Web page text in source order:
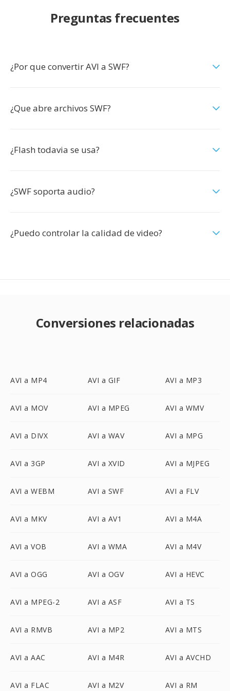
Preguntas frecuentes
¿Por que convertir AVI a SWF?
¿Que abre archivos SWF?
¿Flash todavia se usa?
¿SWF soporta audio?
¿Puedo controlar la calidad de video?
Conversiones relacionadas
AVI a MP4 AVI a GIF AVI a MP3
AVI a MOV AVI a MPEG AVI a WMV
AVI a DIVX AVI a WAV AVI a MPG
AVI a 3GP AVI a XVID AVI a MJPEG
AVI a WEBM AVI a SWF AVI a FLV
AVI a MKV AVI a AV1 AVI a M4A
AVI a VOB AVI a WMA AVI a M4V
AVI a OGG AVI a OGV AVI a HEVC
AVI a MPEG-2 AVI a ASF AVI a TS
AVI a RMVB AVI a MP2 AVI a MTS
AVI a AAC AVI a M4R AVI a AVCHD
AVI a FLAC AVI a M2V AVI a RM